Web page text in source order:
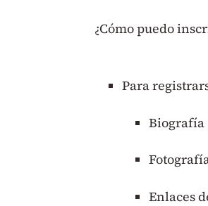
¿Cómo puedo
Para
Biografía
Enlaces